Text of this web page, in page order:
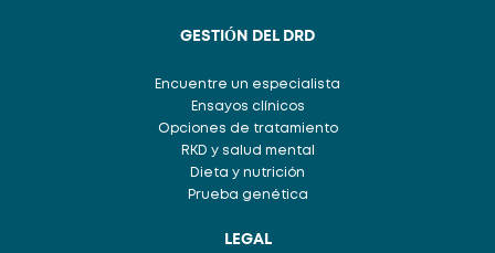
GESTIÓN DEL DRD
Encuentre un especialista
Ensayos clínicos
Opciones de tratamiento
RKD y salud mental
Dieta y nutrición
Prueba genética
LEGAL